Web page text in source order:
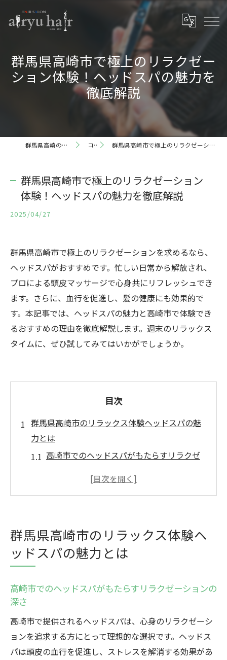
群馬県高崎市で極上のリラクゼー
ション体験！ヘッドスパの魅力を
徹底解説
群馬県高崎の理容室ならairyu hair コラム 群馬県高崎市で極上のリラクゼーション体験！ヘッドスパの魅力を徹底解説
群馬県高崎市で極上のリラクゼーション
体験！ヘッドスパの魅力を徹底解説
2025/04/27
群馬県高崎市で極上のリラクゼーションを求めるなら、
ヘッドスパがおすすめです。忙しい日常から解放され、
プロによる頭皮マッサージで心身共にリフレッシュでき
ます。さらに、血行を促進し、髪の健康にも効果的で
す。本記事では、ヘッドスパの魅力と高崎市で体験でき
るおすすめの理由を徹底解説します。週末のリラックス
タイムに、ぜひ試してみてはいかがでしょうか。
目次
群馬県高崎市のリラックス体験ヘッドスパの魅
力とは
高崎市でのヘッドスパがもたらすリラクゼ
地元で愛される高崎市のヘッドスパスポッ
ヘッドスパが高崎市で人気の理由
高崎市のヘッドスパ体験で得られるリフレ
高崎市のヘッドスパを選ぶ際のポイント
すめポイント
高崎市でのヘッドスパ体験がもたらす安ら
ぎ
群馬県高崎市のリラックス体験ヘ
ッドスパの魅力とは
高崎市でのヘッドスパがもたらすリラクゼーションの
深さ
高崎市で提供されるヘッドスパは、心身のリラクゼーシ
ョンを追求する方にとって理想的な選択です。ヘッドス
パは頭皮の血行を促進し、ストレスを解消する効果があ